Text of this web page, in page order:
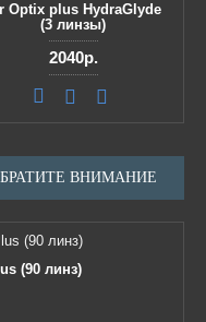
Optix plus HydraGlyde
(3 линзы)
2040р.
ВНИМАНИЕ
(90 линз)